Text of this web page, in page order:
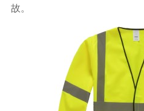
故。